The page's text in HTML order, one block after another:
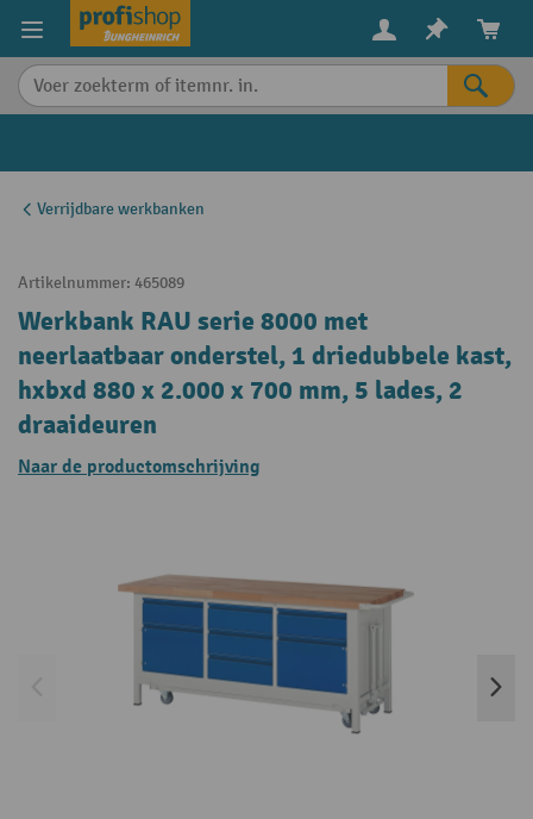
content
Verrijdbare werkbanken
Artikelnummer: 465089
Werkbank RAU serie 8000 met
neerlaatbaar onderstel, 1 driedubbele kast,
hxbxd 880 x 2.000 x 700 mm, 5 lades, 2
draaideuren
Naar de productomschrijving